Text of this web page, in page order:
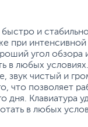
период на 99%.
Guard поможет
покрытие ASUS
к которым
в том числе
на
42 Втч
19 В,
HDMI,
и
при интенсивной
угол обзора
в любых
звук чистый и
что позволяет
дня. Клавиатура
в любых